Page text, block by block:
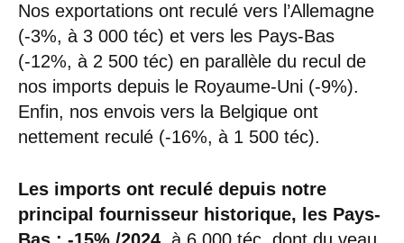
Nos exportations ont reculé vers l’Allemagne
(-3%, à 3 000 téc) et vers les Pays-Bas
(-12%, à 2 500 téc) en parallèle du recul de
nos imports depuis le Royaume-Uni (-9%).
Enfin, nos envois vers la Belgique ont
nettement reculé (-16%, à 1 500 téc).
Les imports ont reculé depuis notre
principal fournisseur historique, les Pays-